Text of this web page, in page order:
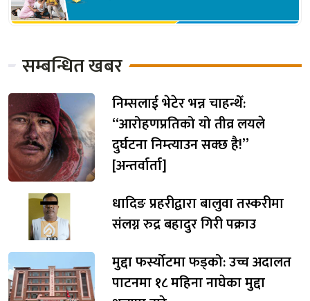
सम्बन्धित खबर
निम्सलाई भेटेर भन्न चाहन्थेँ:
“आरोहणप्रतिको यो तीव्र लयले
दुर्घटना निम्त्याउन सक्छ है!”
[अन्तर्वार्ता]
धादिङ प्रहरीद्वारा बालुवा तस्करीमा
संलग्न रुद्र बहादुर गिरी पक्राउ
मुद्दा फर्स्योटमा फड्को: उच्च अदालत
पाटनमा १८ महिना नाघेका मुद्दा